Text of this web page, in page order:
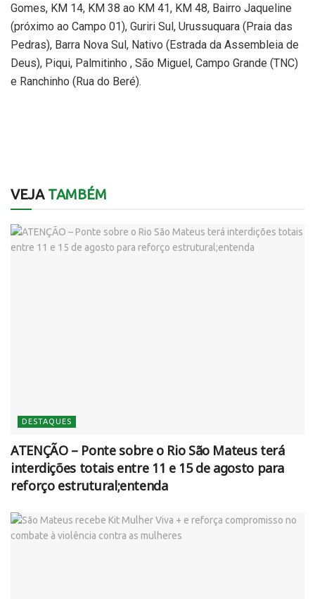
Gomes, KM 14, KM 38 ao KM 41, KM 48, Bairro Jaqueline
(próximo ao Campo 01), Guriri Sul, Urussuquara (Praia das
Pedras), Barra Nova Sul, Nativo (Estrada da Assembleia de
Deus), Piqui, Palmitinho , São Miguel, Campo Grande (TNC)
e Ranchinho (Rua do Beré).
VEJATAMBÉM
DESTAQUES
ATENÇÃO – Ponte sobre o Rio São Mateus terá
interdições totais entre 11 e 15 de agosto para
reforço estrutural;entenda